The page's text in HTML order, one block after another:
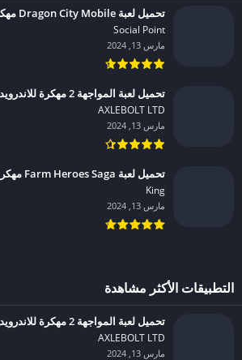
تحميل لعبة Dragon City Mobile مهكرة للاندرويد 2024
Social Point‏
مارس 13, 2024
تحميل لعبة المواجهة 2 مهكرة للاندرويد 2024
AXLEBOLT LTD‏
مارس 13, 2024
تحميل لعبة Farm Heroes Saga مهكرة للاندرويد 2024
King‏
مارس 13, 2024
التطبيقات الأكثر مشاهدة
تحميل لعبة المواجهة 2 مهكرة للاندرويد 2024
AXLEBOLT LTD‏
مارس 13, 2024